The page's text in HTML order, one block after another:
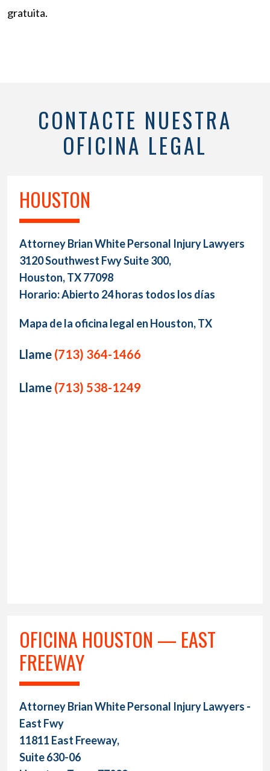
gratuita.
CONTACTE NUESTRA
OFICINA LEGAL
HOUSTON
Attorney Brian White Personal Injury Lawyers
3120 Southwest Fwy Suite 300,
Houston, TX 77098
Horario: Abierto 24 horas todos los días
Mapa de la oficina legal en Houston, TX
Llame (713) 364-1466
Llame (713) 538-1249
OFICINA HOUSTON — EAST
FREEWAY
Attorney Brian White Personal Injury Lawyers -
East Fwy
11811 East Freeway,
Suite 630-06